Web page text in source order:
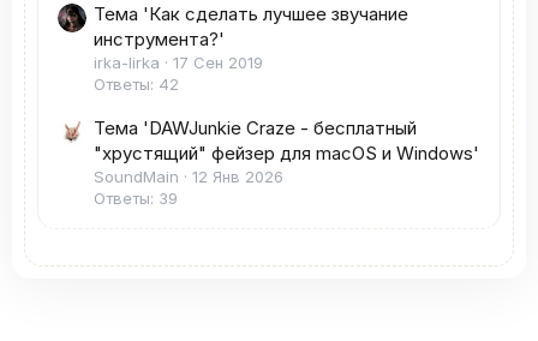
Тема 'Как сделать лучшее звучание
инструмента?'
irka-lirka
17 Сен 2019
Ответы: 42
Тема 'DAWJunkie Craze - бесплатный
"хрустящий" фейзер для macOS и Windows'
SoundMain
12 Янв 2026
Ответы: 39